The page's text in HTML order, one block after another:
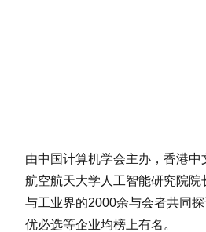
由中国计算机学会主办，香港
航空航天大学人工智能研究院
与工业界的2000余与会者共同
优必选等企业均榜上有名。